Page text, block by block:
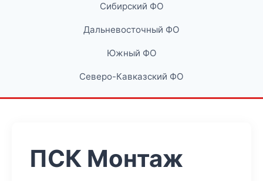
Сибирский ФО
Дальневосточный ФО
Южный ФО
Северо-Кавказский ФО
ПСК Монтаж